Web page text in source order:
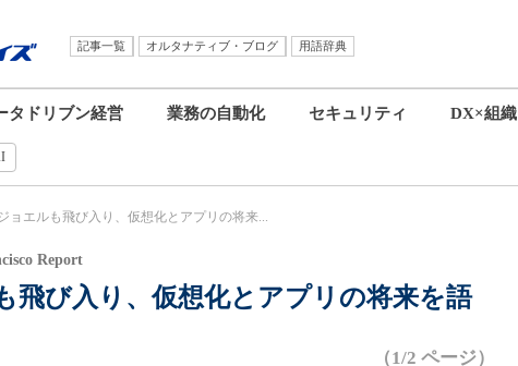
記事一覧 オルタナティブ・ブログ
用語辞典
タドリブン経営 業務の自動化 セキュリティ DX×組織
ョエルも飛び入り、仮想化とアプリの将来...
飛び入り、仮想化とアプリの将来を語
Report
（1/2 ページ）